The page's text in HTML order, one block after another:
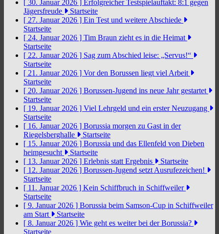
[ 30. Januar 2026 ] Erfolgreicher Testspielauftakt: 8:1 gegen
Jägersfreude
Startseite
[ 27. Januar 2026 ] Ein Test und weitere Abschiede
Startseite
[ 24. Januar 2026 ] Tim Braun zieht es in die Heimat
Startseite
[ 22. Januar 2026 ] Sag zum Abschied leise: „Servus!“
Startseite
[ 21. Januar 2026 ] Vor den Borussen liegt viel Arbeit
Startseite
[ 20. Januar 2026 ] Borussen-Jugend ins neue Jahr gestartet
Startseite
[ 19. Januar 2026 ] Viel Lehrgeld und ein erster Neuzugang
Startseite
[ 16. Januar 2026 ] Borussia morgen zu Gast in der
Riegelsberghalle
Startseite
[ 15. Januar 2026 ] Borussia und das Ellenfeld von Dieben
heimgesucht
Startseite
[ 13. Januar 2026 ] Erlebnis statt Ergebnis
Startseite
[ 12. Januar 2026 ] Borussen-Jugend setzt Ausrufezeichen!
Startseite
[ 11. Januar 2026 ] Kein Schiffbruch in Schiffweiler
Startseite
[ 9. Januar 2026 ] Borussia beim Samson-Cup in Schiffweiler
am Start
Startseite
[ 8. Januar 2026 ] Wie geht es weiter bei der Borussia?
Startseite